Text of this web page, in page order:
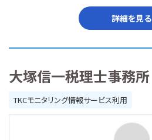
詳細を見る
大塚信一税理士事務所
TKCモニタリング情報サービス利用